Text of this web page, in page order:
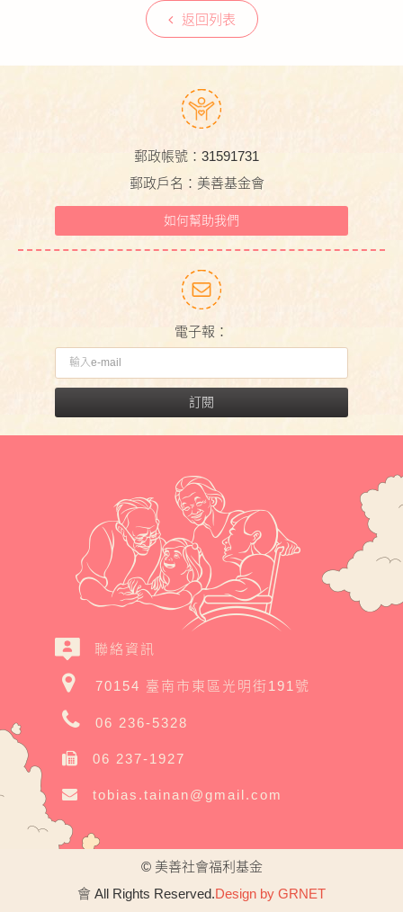
返回列表
郵政帳號：31591731
郵政戶名：美善基金會
如何幫助我們
電子報：
訂閱
聯絡資訊
70154 臺南市東區光明街191號
06 236-5328
06 237-1927
tobias.tainan@gmail.com
© 美善社會福利基金
會 All Rights Reserved.Design by GRNET